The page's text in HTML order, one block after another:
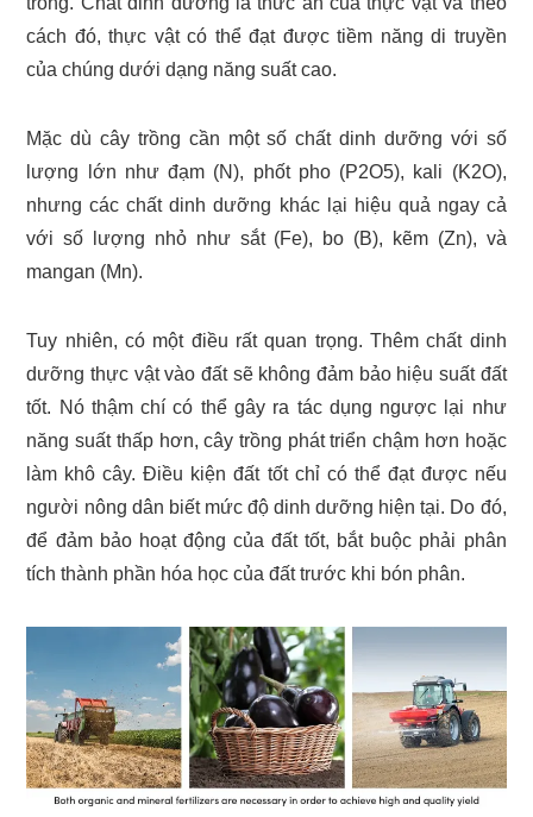
cách đó, thực vật có thể đạt được tiềm năng di truyền
của chúng dưới dạng năng suất cao.
Mặc dù cây trồng cần một số chất dinh dưỡng với số
lượng lớn như đạm (N), phốt pho (P2O5), kali (K2O),
nhưng các chất dinh dưỡng khác lại hiệu quả ngay cả
với số lượng nhỏ như sắt (Fe), bo (B), kẽm (Zn), và
mangan (Mn).
Tuy nhiên, có một điều rất quan trọng. Thêm chất dinh
dưỡng thực vật vào đất sẽ không đảm bảo hiệu suất đất
tốt. Nó thậm chí có thể gây ra tác dụng ngược lại như
năng suất thấp hơn, cây trồng phát triển chậm hơn hoặc
làm khô cây. Điều kiện đất tốt chỉ có thể đạt được nếu
người nông dân biết mức độ dinh dưỡng hiện tại. Do đó,
để đảm bảo hoạt động của đất tốt, bắt buộc phải phân
tích thành phần hóa học của đất trước khi bón phân.